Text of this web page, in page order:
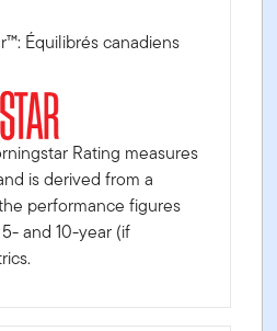
Équilibrés canadiens
Rating measures
is derived from a
performance figures
and 10-year (if